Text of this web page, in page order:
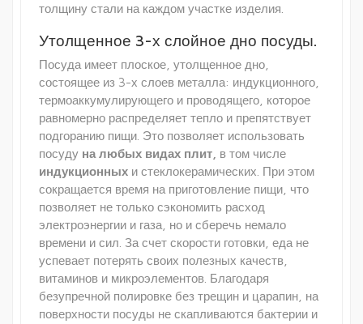
толщину стали на каждом участке изделия.
Утолщенное 3-х слойное дно посуды.
Посуда имеет плоское, утолщенное дно,
состоящее из 3-х слоев металла: индукционного,
термоаккумулирующего и проводящего, которое
равномерно распределяет тепло и препятствует
подгоранию пищи. Это позволяет использовать
посуду на любых видах плит, в том числе
индукционных и стеклокерамических. При этом
сокращается время на приготовление пищи, что
позволяет не только сэкономить расход
электроэнергии и газа, но и сберечь немало
времени и сил. За счет скорости готовки, еда не
успевает потерять своих полезных качеств,
витаминов и микроэлементов. Благодаря
безупречной полировке без трещин и царапин, на
поверхности посуды не скапливаются бактерии и